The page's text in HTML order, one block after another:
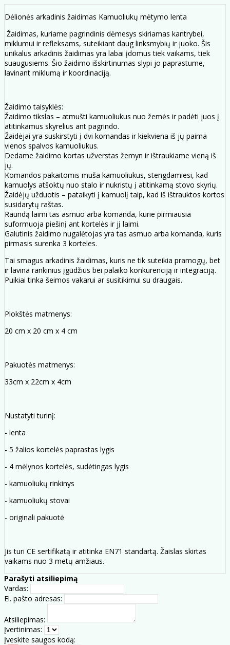
Dėlionės arkadinis žaidimas Kamuoliukų mėtymo lenta
Žaidimas, kuriame pagrindinis dėmesys skiriamas kantrybei,
miklumui ir refleksams, suteikiant daug linksmybių ir juoko. Šis
unikalus arkadinis žaidimas yra labai įdomus tiek vaikams, tiek
suaugusiems. Šio žaidimo išskirtinumas slypi jo paprastume,
lavinant miklumą ir koordinaciją.
Žaidimo taisyklės:
Žaidimo tikslas – atmušti kamuoliukus nuo žemės ir padėti juos į
atitinkamus skyrelius ant pagrindo.
Žaidėjai yra suskirstyti į dvi komandas ir kiekviena iš jų paima
vienos spalvos kamuoliukus.
Dedame žaidimo kortas užverstas žemyn ir ištraukiame vieną iš
jų.
Komandos pakaitomis muša kamuoliukus, stengdamiesi, kad
kamuolys atšoktų nuo stalo ir nukristų į atitinkamą stovo skyrių.
Žaidėjų užduotis – pataikyti į kamuolį taip, kad iš ištrauktos kortos
susidarytų raštas.
Raundą laimi tas asmuo arba komanda, kurie pirmiausia
suformuoja piešinį ant kortelės ir jį laimi.
Galutinis žaidimo nugalėtojas yra tas asmuo arba komanda, kuris
pirmasis surenka 3 korteles.
Tai smagus arkadinis žaidimas, kuris ne tik suteikia pramogų, bet
ir lavina rankinius įgūdžius bei palaiko konkurenciją ir integraciją.
Puikiai tinka šeimos vakarui ar susitikimui su draugais.
Plokštės matmenys:
20 cm x 20 cm x 4 cm
Pakuotės matmenys:
33cm x 22cm x 4cm
Nustatyti turinį:
- lenta
- 5 žalios kortelės paprastas lygis
- 4 mėlynos kortelės, sudėtingas lygis
- kamuoliukų rinkinys
- kamuoliukų stovai
- originali pakuotė
Jis turi CE sertifikatą ir atitinka EN71 standartą. Žaislas skirtas
vaikams nuo 3 metų amžiaus.
Parašyti atsiliepimą
Vardas:
El. pašto adresas:
Atsiliepimas:
Įvertinimas:
Įveskite saugos kodą: